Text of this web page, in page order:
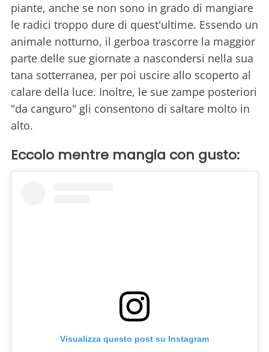
piante, anche se non sono in grado di mangiare
le radici troppo dure di quest'ultime. Essendo un
animale notturno, il gerboa trascorre la maggior
parte delle sue giornate a nascondersi nella sua
tana sotterranea, per poi uscire allo scoperto al
calare della luce. Inoltre, le sue zampe posteriori
"da canguro" gli consentono di saltare molto in
alto.
Eccolo mentre mangia con gusto:
Visualizza questo post su Instagram